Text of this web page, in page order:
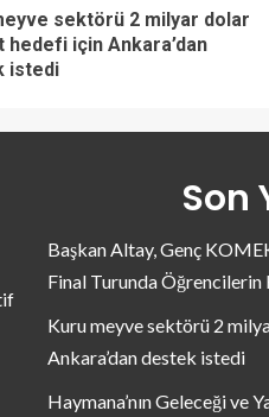
sektörü 2 milyar dolar
hedefi için Ankara’dan
istedi
Son
Başkan Altay, Genç
Final Turunda Öğrencilerin
Kuru meyve sektörü 2
Ankara’dan destek istedi
Haymana’nın Geleceği ve